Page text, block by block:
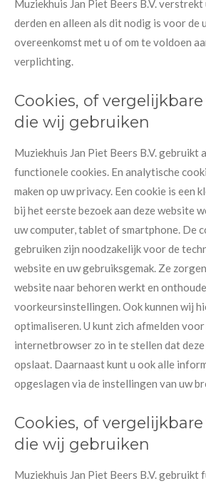
Muziekhuis Jan Piet Beers B.V.
derden en alleen als dit nodig is voor de
overeenkomst met u of om te voldoen
verplichting.
Cookies, of
die wij gebruiken
Muziekhuis Jan Piet Beers B.V. gebruikt
functionele cookies. En analytische
maken op uw privacy. Een cookie is een
bij het eerste bezoek aan deze website
uw computer, tablet of smartphone. De
gebruiken zijn noodzakelijk voor de
website en uw gebruiksgemak. Ze
website naar behoren werkt en
voorkeursinstellingen. Ook kunnen wij
optimaliseren. U kunt zich afmelden
internetbrowser zo in te stellen dat
opslaat. Daarnaast kunt u ook alle
opgeslagen via de instellingen van uw
Cookies, of
die wij gebruiken
Muziekhuis Jan Piet Beers B.V. gebruikt